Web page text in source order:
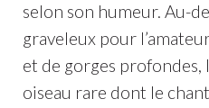
selon son humeur. Au-
graveleux pour
et de gorges profondes,
oiseau rare dont le